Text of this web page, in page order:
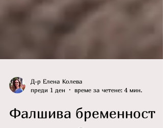
Д-р Елена Колева
преди 1 ден
време за четене: 4 мин.